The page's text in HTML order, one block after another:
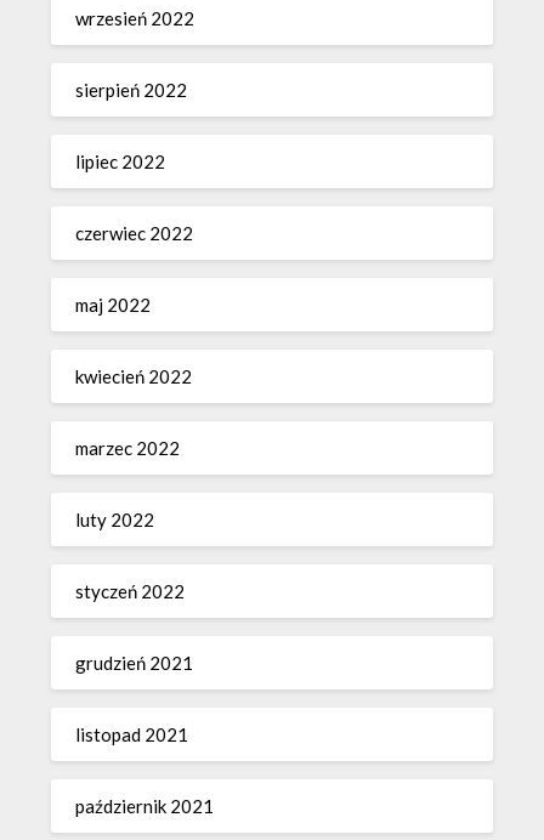
wrzesień 2022
sierpień 2022
lipiec 2022
czerwiec 2022
maj 2022
kwiecień 2022
marzec 2022
luty 2022
styczeń 2022
grudzień 2021
listopad 2021
październik 2021